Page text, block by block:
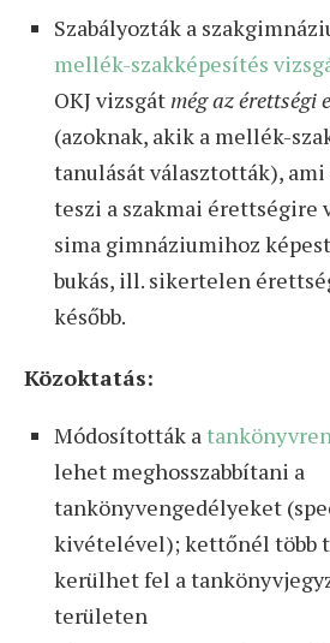
Szabályozták a
mellék-szakképesítés
OKJ vizsgátmég az érettségi
(azoknak, akik a mellék-
tanulását választották), ami
teszi a szakmai érettségire
sima gimnáziumihoz
bukás, ill. sikertelen
később.
Közoktatás:
Módosították a
lehet meghosszabbítani a
tankönyvengedélyeket
kivételével); kettőnél több
kerülhet fel a
területen